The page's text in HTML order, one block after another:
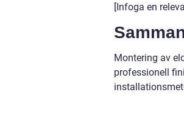
[Infoga en
Montering av
professionell